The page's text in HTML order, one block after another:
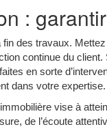
:
fin des travaux.
continue du
en sorte
dans votre expertise.
vise à
de l’écoute